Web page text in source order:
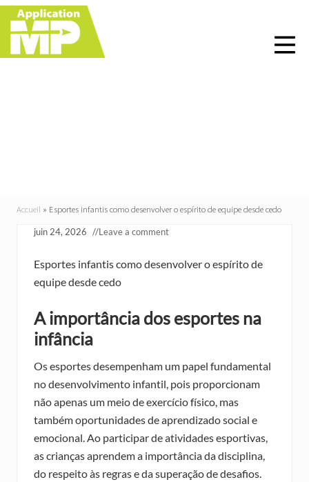
Menu
Skip
right
header
Skip
main
content
Skip
primary
sidebar
Skip
footer
Accueil » Esportes infantis como desenvolver o espírito de equipe desde cedo
juin 24, 2026 //Leave a comment
Esportes infantis como desenvolver o espírito de
equipe desde cedo
A importância dos esportes na
infância
Os esportes desempenham um papel fundamental
no desenvolvimento infantil, pois proporcionam
não apenas um meio de exercício físico, mas
também oportunidades de aprendizado social e
emocional. Ao participar de atividades esportivas,
as crianças aprendem a importância da disciplina,
do respeito às regras e da superação de desafios.